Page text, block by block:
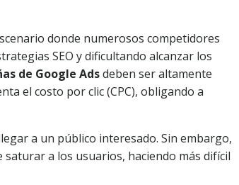
donde numerosos competidores
SEO y dificultando alcanzar los
de Google Adsdeben ser altamente
el costo por clic (CPC), obligando a
a un público interesado. Sin embargo,
saturar a los usuarios, haciendo más difícil